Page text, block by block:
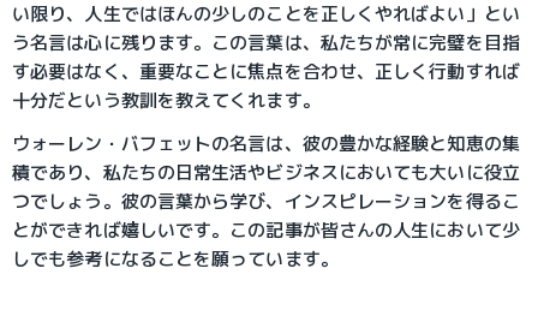
い限り、人生ではほんの少しのことを正しくやればよい」とい
う名言は心に残ります。この言葉は、私たちが常に完璧を目指
す必要はなく、重要なことに焦点を合わせ、正しく行動すれば
十分だという教訓を教えてくれます。
ウォーレン・バフェットの名言は、彼の豊かな経験と知恵の集
積であり、私たちの日常生活やビジネスにおいても大いに役立
つでしょう。彼の言葉から学び、インスピレーションを得るこ
とができれば嬉しいです。この記事が皆さんの人生において少
しでも参考になることを願っています。